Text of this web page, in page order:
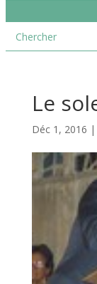
Le
Déc 1, 2016 |